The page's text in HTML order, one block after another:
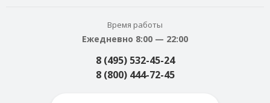
Время работы
Ежедневно 8:00 — 22:00
8 (495) 532-45-24
8 (800) 444-72-45